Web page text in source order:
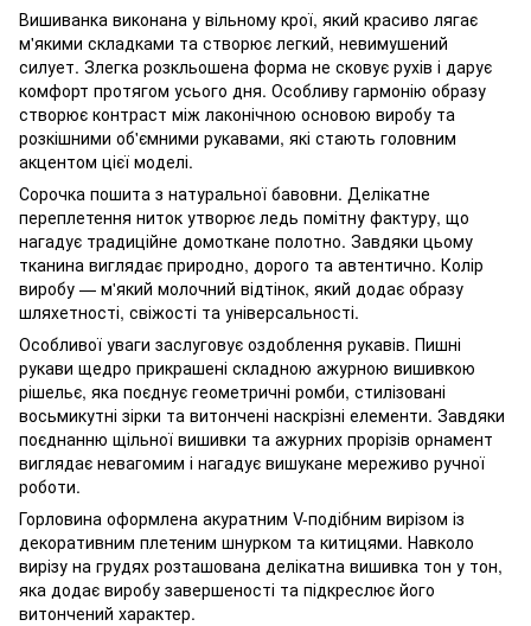
Вишиванка виконана у вільному крої, який красиво лягає
м'якими складками та створює легкий, невимушений
силует. Злегка розкльошена форма не сковує рухів і дарує
комфорт протягом усього дня. Особливу гармонію образу
створює контраст між лаконічною основою виробу та
розкішними об'ємними рукавами, які стають головним
акцентом цієї моделі.
Сорочка пошита з натуральної бавовни. Делікатне
переплетення ниток утворює ледь помітну фактуру, що
нагадує традиційне домоткане полотно. Завдяки цьому
тканина виглядає природно, дорого та автентично. Колір
виробу — м'який молочний відтінок, який додає образу
шляхетності, свіжості та універсальності.
Особливої уваги заслуговує оздоблення рукавів. Пишні
рукави щедро прикрашені складною ажурною вишивкою
рішельє, яка поєднує геометричні ромби, стилізовані
восьмикутні зірки та витончені наскрізні елементи. Завдяки
поєднанню щільної вишивки та ажурних прорізів орнамент
виглядає невагомим і нагадує вишукане мереживо ручної
роботи.
Горловина оформлена акуратним V-подібним вирізом із
декоративним плетеним шнурком та китицями. Навколо
вирізу на грудях розташована делікатна вишивка тон у тон,
яка додає виробу завершеності та підкреслює його
витончений характер.